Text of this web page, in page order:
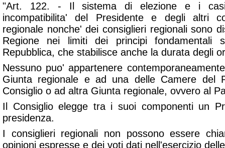
"Art. 122. - Il sistema di elezione e i
incompatibilita' del Presidente e degli altri
regionale nonche' dei consiglieri regionali sono
Regione nei limiti dei principi fondamentali
Repubblica, che stabilisce anche la durata degli
Nessuno puo' appartenere
Giunta regionale e ad una delle Camere del
Consiglio o ad altra Giunta regionale, ovvero al
Il Consiglio elegge tra i suoi componenti un
presidenza.
I consiglieri regionali non possono essere
opinioni espresse e dei voti dati nell'esercizio